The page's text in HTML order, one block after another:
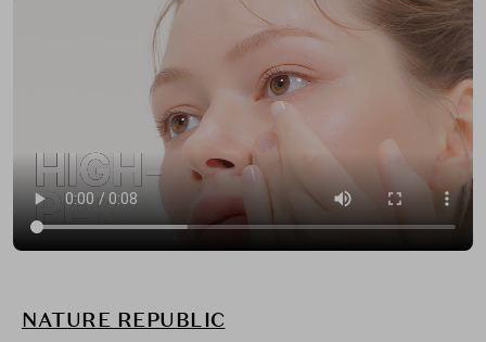
NATURE REPUBLIC